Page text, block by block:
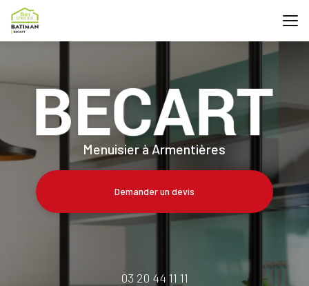
contenu
Menuisier à Armentières
Demander un devis
03 20 44 11 11